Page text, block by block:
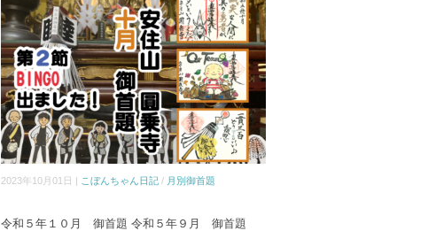
2023年10月01日 | こぼんちゃん日記 / 月別御首題
令和５年１０月 御首題 令和５年９月 御首題